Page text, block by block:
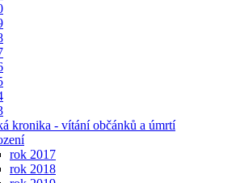
kronika - vítání občánků a úmrtí
rok 2017
rok 2018